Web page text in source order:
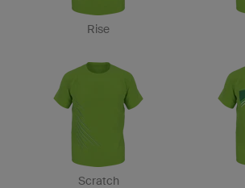
Rise
Scratch